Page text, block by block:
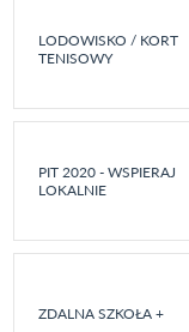
LODOWISKO / KORT
TENISOWY
PIT 2020 - WSPIERAJ
LOKALNIE
ZDALNA SZKOŁA +